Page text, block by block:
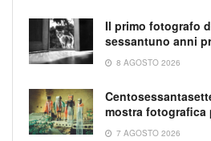
Il primo fotografo
sessantuno anni
8 AGOSTO 2026
mostra fotografica
7 AGOSTO 2026